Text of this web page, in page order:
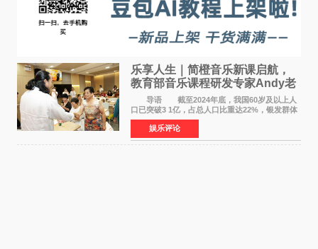
乐享人生｜简橙音乐新课启航，
教育部音乐课程研发专家Andy老
师重磅入驻领航银龄琴声
导语 截至2024年底，我国60岁及以上人
口已突破3 1亿，占总人口比重达22%，银发群体
的精神文化需求日益凸显。2024年1月，国务院办
公厅印发《关于发展银发经济增进老年人福祉的
意见》——这是
娱乐评论